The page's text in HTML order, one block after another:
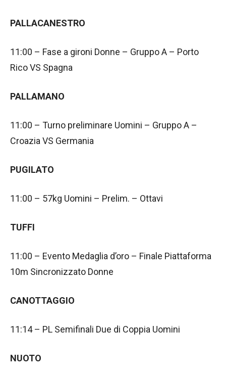
PALLACANESTRO
11:00 – Fase a gironi Donne – Gruppo A – Porto
Rico VS Spagna
PALLAMANO
11:00 – Turno preliminare Uomini – Gruppo A –
Croazia VS Germania
PUGILATO
11:00 – 57kg Uomini – Prelim. – Ottavi
TUFFI
11:00 – Evento Medaglia d’oro – Finale Piattaforma
10m Sincronizzato Donne
CANOTTAGGIO
11:14 – PL Semifinali Due di Coppia Uomini
NUOTO